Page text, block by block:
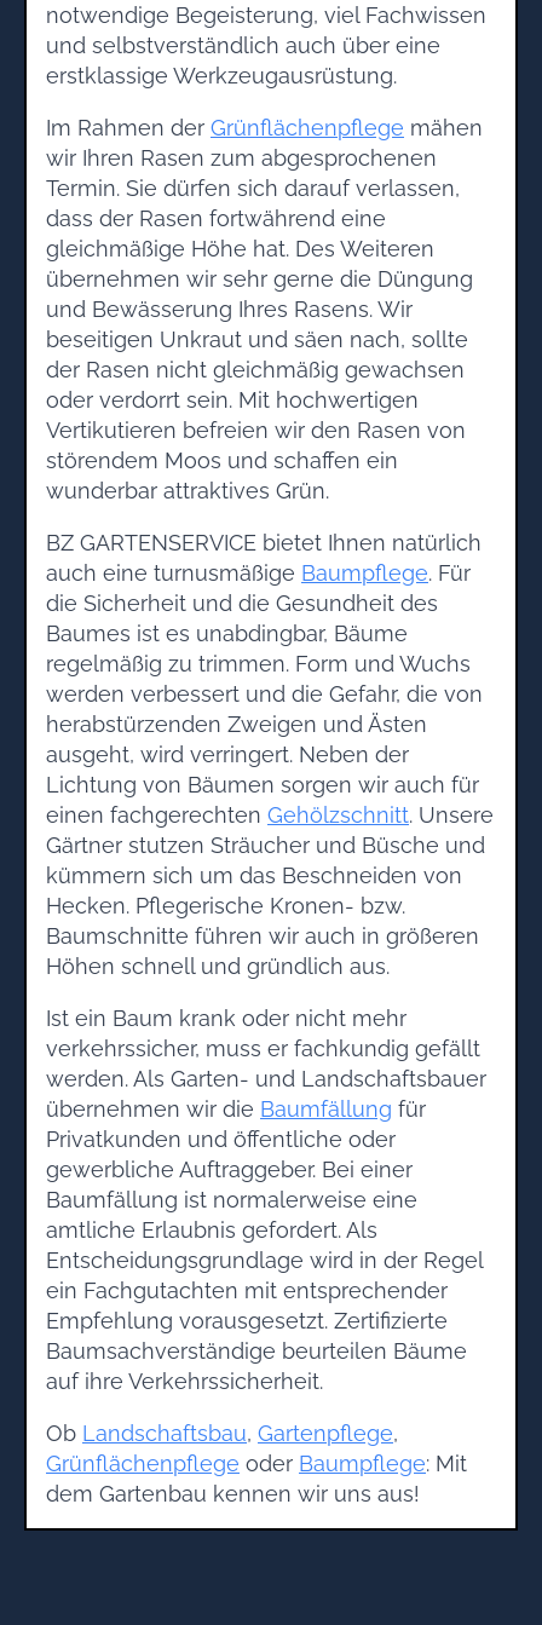
notwendige Begeisterung, viel Fachwissen
und selbstverständlich auch über eine
erstklassige Werkzeugausrüstung.
Im Rahmen der Grünflächenpflege mähen
wir Ihren Rasen zum abgesprochenen
Termin. Sie dürfen sich darauf verlassen,
dass der Rasen fortwährend eine
gleichmäßige Höhe hat. Des Weiteren
übernehmen wir sehr gerne die Düngung
und Bewässerung Ihres Rasens. Wir
beseitigen Unkraut und säen nach, sollte
der Rasen nicht gleichmäßig gewachsen
oder verdorrt sein. Mit hochwertigen
Vertikutieren befreien wir den Rasen von
störendem Moos und schaffen ein
wunderbar attraktives Grün.
BZ GARTENSERVICE bietet Ihnen natürlich
auch eine turnusmäßige Baumpflege. Für
die Sicherheit und die Gesundheit des
Baumes ist es unabdingbar, Bäume
regelmäßig zu trimmen. Form und Wuchs
werden verbessert und die Gefahr, die von
herabstürzenden Zweigen und Ästen
ausgeht, wird verringert. Neben der
Lichtung von Bäumen sorgen wir auch für
einen fachgerechten Gehölzschnitt. Unsere
Gärtner stutzen Sträucher und Büsche und
kümmern sich um das Beschneiden von
Hecken. Pflegerische Kronen- bzw.
Baumschnitte führen wir auch in größeren
Höhen schnell und gründlich aus.
Ist ein Baum krank oder nicht mehr
verkehrssicher, muss er fachkundig gefällt
werden. Als Garten- und Landschaftsbauer
übernehmen wir die Baumfällung für
Privatkunden und öffentliche oder
gewerbliche Auftraggeber. Bei einer
Baumfällung ist normalerweise eine
amtliche Erlaubnis gefordert. Als
Entscheidungsgrundlage wird in der Regel
ein Fachgutachten mit entsprechender
Empfehlung vorausgesetzt. Zertifizierte
Baumsachverständige beurteilen Bäume
auf ihre Verkehrssicherheit.
Ob Landschaftsbau, Gartenpflege,
Grünflächenpflege oder Baumpflege: Mit
dem Gartenbau kennen wir uns aus!